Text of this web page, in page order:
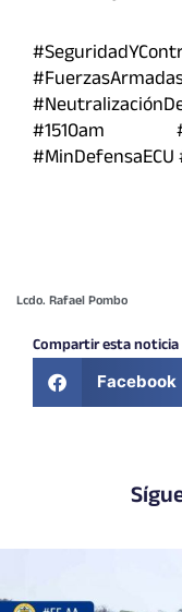
#1510am
Lcdo. Rafael Pombo
Compartir esta noticia
Facebook